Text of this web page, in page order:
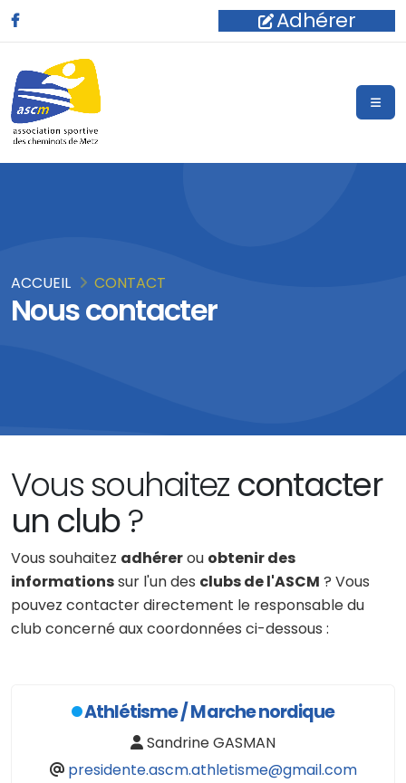
Adhérer
Nous contacter
ACCUEIL CONTACT
Vous souhaitez contacter
un club?
Vous souhaitez adhérerou obtenir des
informationssur l'un des clubs de l'ASCM ? Vous
pouvez contacter directement le responsable du
club concerné aux coordonnées ci-dessous :
Athlétisme / Marche nordique
Sandrine GASMAN
presidente.ascm.athletisme@gmail.com